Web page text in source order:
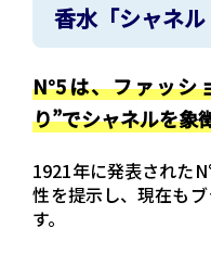
香水「シャネ
N°5は、ファッシ
り”でシャネルを象
1921年に発表された
性を提示し、現在も
す。